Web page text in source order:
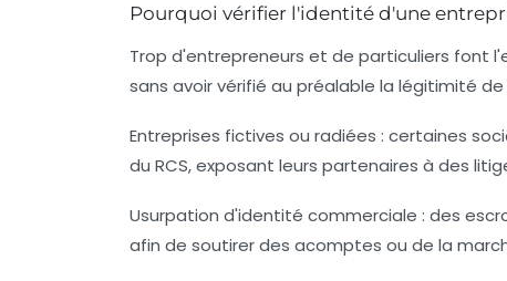
Pourquoi vérifier l'identité d'une
Trop d'entrepreneurs et de particuliers font
sans avoir vérifié au préalable la légitimité
Entreprises fictives ou radiées : certaines
du RCS, exposant leurs partenaires à des
Usurpation d'identité commerciale : des
afin de soutirer des acomptes ou de la